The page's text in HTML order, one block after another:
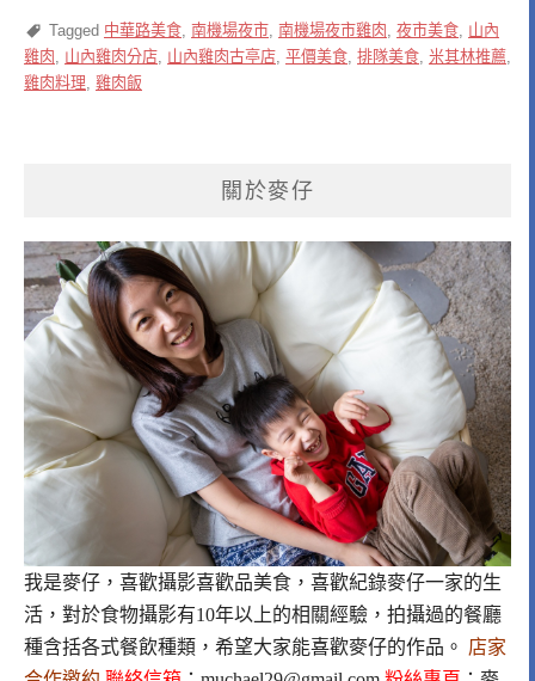
Tagged 中華路美食 南機場夜市 南機場夜市雞肉 夜市美食 山內
雞肉
山內雞肉分店 山內雞肉古亭店 平價美食 排隊美食 米其林推薦
雞肉料理 雞肉飯
關於麥仔
我是麥仔，喜歡攝影喜歡品美食，喜歡紀錄麥仔一家的生
活，對於食物攝影有10年以上的相關經驗，拍攝過的餐廳
種含括各式餐飲種類，希望大家能喜歡麥仔的作品。 店家